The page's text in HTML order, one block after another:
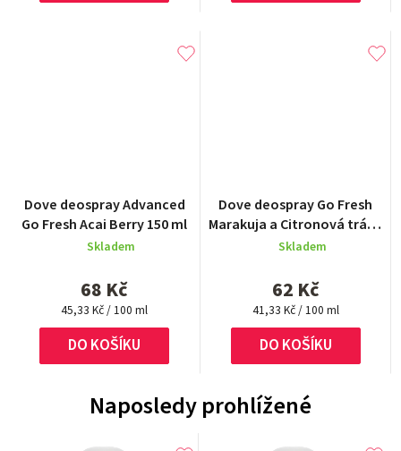
Dove deospray Advanced
Go Fresh Acai Berry 150 ml
hodnocení
produktu
je
z
5
hvězdiček.
Skladem
68 Kč
Měrná
cena:
45,33 Kč / 100 ml
DO KOŠÍKU
Dove deospray Go Fresh
Marakuja a Citronová tráva
150 ml
Skladem
62 Kč
Měrná
cena:
41,33 Kč / 100 ml
DO KOŠÍKU
Naposledy prohlížené